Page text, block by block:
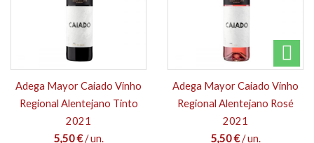
Adega Mayor Caiado Vinho
Regional Alentejano Tinto
2021
5,50 €/ un.
Adega Mayor Caiado Vinho
Regional Alentejano Rosé
2021
5,50 €/ un.